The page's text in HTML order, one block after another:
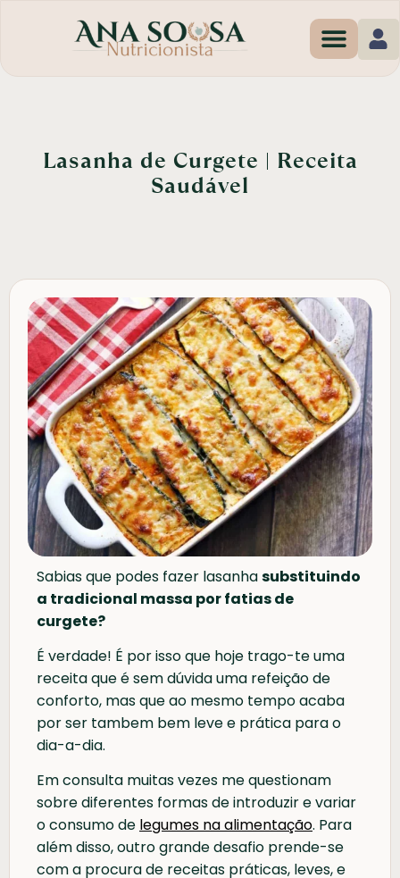
Lasanha de Curgete | Receita
Saudável
Sabias que podes fazer lasanhasubstituindo
a tradicional massa por fatias de
curgete?
É verdade! É por isso que hoje trago-te uma
receita que é sem dúvida uma refeição de
conforto, mas que ao mesmo tempo acaba
por ser tambem bem leve e prática para o
dia-a-dia.
Em consulta muitas vezes me questionam
sobre diferentes formas de introduzir e variar
o consumo de legumes na alimentação. Para
além disso, outro grande desafio prende-se
com a procura de receitas práticas, leves, e